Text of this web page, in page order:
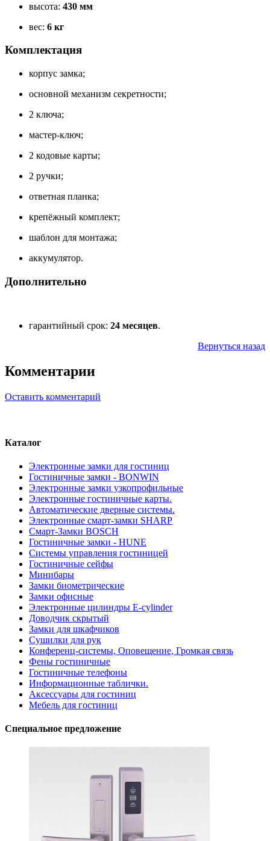
высота: 430 мм
вес: 6 кг
Комплектация
корпус замка;
основной механизм секретности;
2 ключа;
мастер-ключ;
2 кодовые карты;
2 ручки;
ответная планка;
крепёжный комплект;
шаблон для монтажа;
аккумулятор.
Дополнительно
гарантийный срок: 24 месяцев.
Вернуться назад
Комментарии
Оставить комментарий
Каталог
Электронные замки для гостиниц
Гостиничные замки - BONWIN
Электронные замки узкопрофильные
Электронные гостиничные карты.
Автоматические дверные системы.
Электронные смарт-замки SHARP
Смарт-Замки BOSCH
Гостиничные замки - HUNE
Системы управления гостиницей
Гостиничные сейфы
Минибары
Замки биометрические
Замки офисные
Электронные цилиндры E-cylinder
Доводчик скрытый
Замки для шкафчиков
Сушилки для рук
Конференц-системы, Оповещение, Громкая связь
Фены гостиничные
Гостиничные телефоны
Информационные таблички.
Аксессуары для гостиниц
Мебель для гостиниц
Специальное предложение